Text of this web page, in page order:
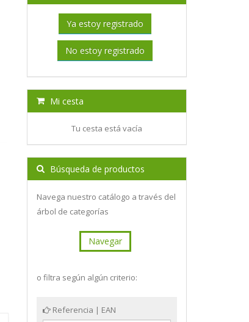
Ya estoy registrado
No estoy registrado
Mi cesta
Tu cesta está vacía
Búsqueda de productos
Navega nuestro catálogo a través del
árbol de categorías
Navegar
o filtra según algún criterio:
Referencia | EAN